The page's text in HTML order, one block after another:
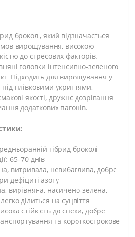
броколі, який відзначається
вирощування, високою
до стресових факторів.
головки інтенсивно-зеленого
Підходить для вирощування у
під плівковими укриттями,
якості, дружнє дозрівання
додаткових пагонів.
гібрид броколі
65–70 днів
витривала, невибаглива, добре
дефіциті азоту
вирівняна, насичено-зелена,
ділиться на суцвіття
стійкість до спеки, добре
та короткострокове